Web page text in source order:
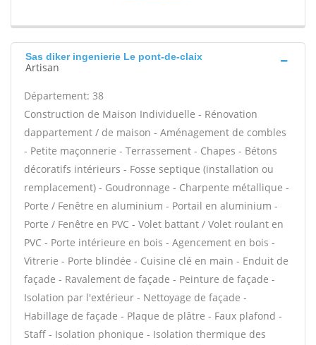
Sas diker ingenierie Le pont-de-claix
Artisan
Département: 38
Construction de Maison Individuelle - Rénovation
dappartement / de maison - Aménagement de combles
- Petite maçonnerie - Terrassement - Chapes - Bétons
décoratifs intérieurs - Fosse septique (installation ou
remplacement) - Goudronnage - Charpente métallique -
Porte / Fenêtre en aluminium - Portail en aluminium -
Porte / Fenêtre en PVC - Volet battant / Volet roulant en
PVC - Porte intérieure en bois - Agencement en bois -
Vitrerie - Porte blindée - Cuisine clé en main - Enduit de
façade - Ravalement de façade - Peinture de façade -
Isolation par l'extérieur - Nettoyage de façade -
Habillage de façade - Plaque de plâtre - Faux plafond -
Staff - Isolation phonique - Isolation thermique des